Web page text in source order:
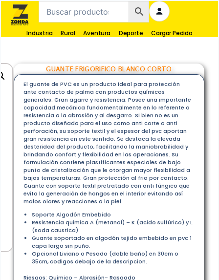
Industria Rural Aventura Deporte Cargar Pedido
GUANTE FRIGORIFICO BLANCO CORTO
El guante de PVC es un producto ideal para protección
ante contacto de palma con productos químicos
generales. Gran agarre y resistencia. Posee una importante
capacidad mecánica fundamentalmente en lo referente a
resistencia a la abrasión y al desgarro. Si bien no es un
producto diseñado para el uso como anti corte o anti
perforación, su soporte textil y el espesor del pvc aportan
gran resistencia en este sentido. Se destaca la elevada
desteridad del producto, facilitando la maniobrabilidad y
brindando confort y flexibilidad en las operaciones. Su
formulación contiene plastificantes especiales de bajo
punto de cristalización que le otorgan mayor flexibilidad a
bajas temperaturas. Gran protección al frio por contacto.
Guante con soporte textil pretratado con anti fúngico que
evita la generación de hongos en el interior evitando así
malos olores y reacciones a la piel.
Soporte Algodón Embebido
Resistencia quimica A (metanol) – K (acido sulfúrico) y L
(soda caustica)
Guante soportado en algodón tejido embebido en pvc 1
capa largo sin puño.
Opcional Liviano o Pesado (doble baño) en 30cm o
35cm, codigos debajo de la descripcion.
Riesgos: Químico – Abrasión- Rasgado